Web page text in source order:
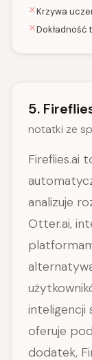
Krzywa
Dokładność
5.
notatki ze
Fireflies.ai
analizuje
Otter.ai,
inteligencji
oferuje
dodatek,